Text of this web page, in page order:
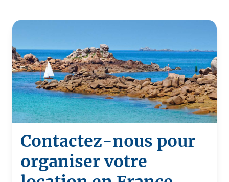
Contactez-nous pour
organiser votre